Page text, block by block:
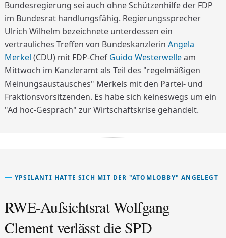
Bundesregierung sei auch ohne Schützenhilfe der FDP
im Bundesrat handlungsfähig. Regierungssprecher
Ulrich Wilhelm bezeichnete unterdessen ein
vertrauliches Treffen von Bundeskanzlerin Angela
Merkel (CDU) mit FDP-Chef Guido Westerwelleam
Mittwoch im Kanzleramt als Teil des "regelmäßigen
Meinungsaustausches" Merkels mit den Partei- und
Fraktionsvorsitzenden. Es habe sich keineswegs um ein
"Ad hoc-Gespräch" zur Wirtschaftskrise gehandelt.
YPSILANTI HATTE SICH MIT DER "ATOMLOBBY" ANGELEGT
RWE-Aufsichtsrat Wolfgang
Clement verlässt die SPD